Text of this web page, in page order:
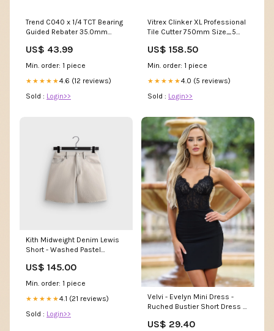
Trend C040 x 1/4 TCT Bearing
Guided Rebater 35.0mm
US$ 43.99
Min. order: 1 piece
★★★★★4.6 (12 reviews)
Sold : Login>>
Vitrex Clinker XL Professional
Tile Cutter 750mm Size_5
US$ 158.50
Min. order: 1 piece
★★★★★4.0 (5 reviews)
Sold : Login>>
Kith Midweight Denim Lewis
Short - Washed Pastel
US$ 145.00
Min. order: 1 piece
★★★★★4.1 (21 reviews)
Sold : Login>>
Velvi - Evelyn Mini Dress -
Ruched Bustier Short Dress -
US$ 29.40